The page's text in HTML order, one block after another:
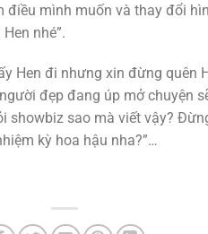
mình muốn và thay đổi
nhé”.
Hen đi nhưng xin đừng quên
đẹp đang úp mở chuyện
sao mà viết vậy?
kỳ hoa hậu nha?”…